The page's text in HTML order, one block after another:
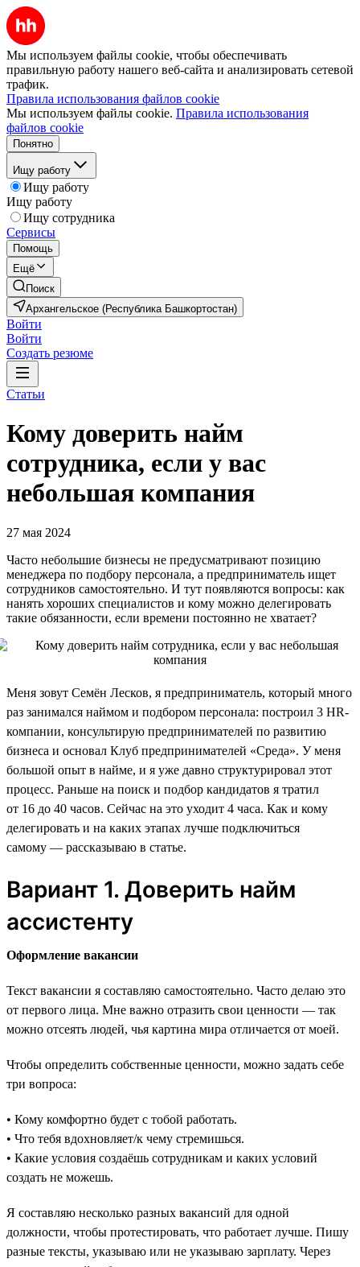
Мы используем файлы cookie, чтобы обеспечивать
правильную работу нашего веб-сайта и анализировать сетевой
трафик.
Правила использования файлов cookie
Мы используем файлы cookie. Правила использования
файлов cookie
Понятно
Ищу работу
Ищу работу
Ищу работу
Ищу сотрудника
Сервисы
Помощь
Ещё
Поиск
Архангельское (Республика Башкортостан)
Войти
Войти
Создать резюме
Статьи
Кому доверить найм
сотрудника, если у вас
небольшая компания
27 мая 2024
Часто небольшие бизнесы не предусматривают позицию
менеджера по подбору персонала, а предприниматель ищет
сотрудников самостоятельно. И тут появляются вопросы: как
нанять хороших специалистов и кому можно делегировать
такие обязанности, если времени постоянно не хватает?
Меня зовут Семён Лесков, я предприниматель, который много
раз занимался наймом и подбором персонала: построил 3 HR-
компании, консультирую предпринимателей по развитию
бизнеса и основал Клуб предпринимателей «Среда». У меня
большой опыт в найме, и я уже давно структурировал этот
процесс. Раньше на поиск и подбор кандидатов я тратил
от 16 до 40 часов. Сейчас на это уходит 4 часа. Как и кому
делегировать и на каких этапах лучше подключиться
самому — рассказываю в статье.
Вариант 1. Доверить найм
ассистенту
Оформление вакансии
Текст вакансии я составляю самостоятельно. Часто делаю это
от первого лица. Мне важно отразить свои ценности — так
можно отсеять людей, чья картина мира отличается от моей.
Чтобы определить собственные ценности, можно задать себе
три вопроса:
• Кому комфортно будет с тобой работать.
• Что тебя вдохновляет/к чему стремишься.
• Какие условия создаёшь сотрудникам и каких условий
создать не можешь.
Я составляю несколько разных вакансий для одной
должности, чтобы протестировать, что работает лучше. Пишу
разные тексты, указываю или не указываю зарплату. Через